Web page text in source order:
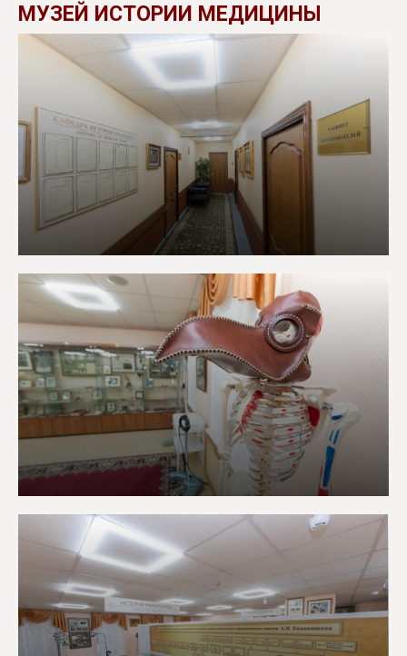
МУЗЕЙ ИСТОРИИ МЕДИЦИНЫ